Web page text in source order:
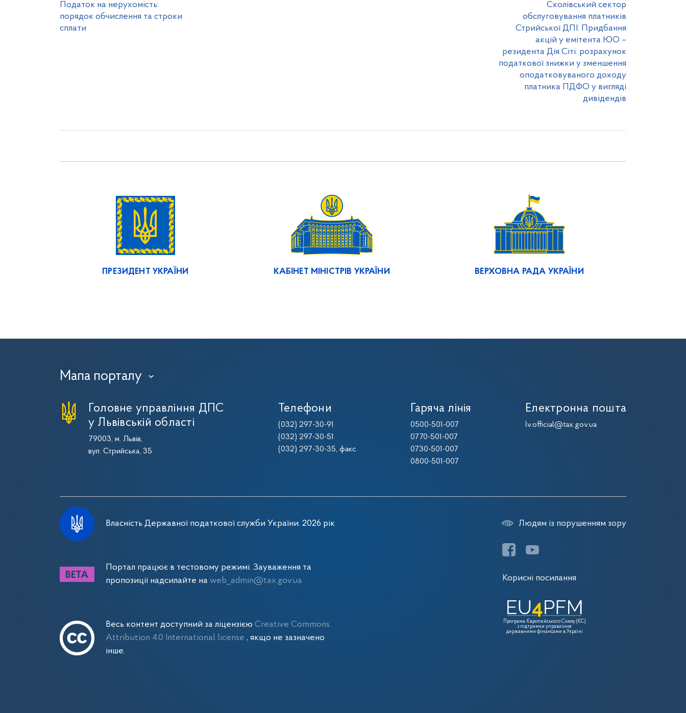
Податок на нерухомість:
порядок обчислення та строки
сплати
Сколівський сектор
обслуговування платників
Стрийської ДПІ. Придбання
акцій у емітента ЮО –
резидента Дія Сіті: розрахунок
податкової знижки у зменшення
оподатковуваного доходу
платника ПДФО у вигляді
дивідендів
ПРЕЗИДЕНТ УКРАЇНИ КАБІНЕТ МІНІСТРІВ УКРАЇНИ ВЕРХОВНА РАДА УКРАЇНИ
Мапа порталу ›
Головне управління ДПС
у Львівській області
79003, м. Львів,
вул. Стрийська, 35
Телефони
(032) 297-30-91
(032) 297-30-51
(032) 297-30-35, факс
Гаряча лінія
0500-501-007
0770-501-007
0730-501-007
0800-501-007
Електронна пошта
lv.official@tax.gov.ua
Власність Державної податкової служби України. 2026 рік
Портал працює в тестовому режимі. Зауваження та
пропозиції надсилайте на web_admin@tax.gov.ua
Весь контент доступний за ліцензією Creative Commons
Attribution 4.0 International license , якщо не зазначено
інше.
Людям із порушенням зору
Корисні посилання
Програма Європейського Союзу (ЄС)
з підтримки управління
державними фінансами в Україні